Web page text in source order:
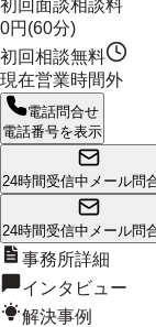
初回面談相談料
0円(60分)
初回相談無料
現在営業時間外
電話問合せ
電話番号を表示
24時間受信中 メール問
24時間受信中 メール問
事務所詳細
インタビュー
解決事例